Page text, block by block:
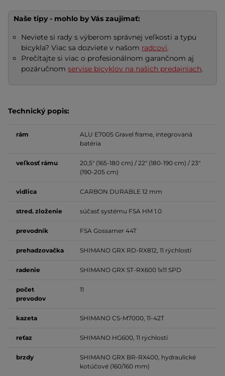
Naše tipy - mohlo by Vás zaujímať:
Neviete si rady s výberom správnej veľkosti a typu
bicykla? Viac sa dozviete v našom radcovi.
Prečítajte si viac o profesionálnom garančnom aj
pozáručnomservise bicyklov na našich predajniach.
Technický popis:
rám
ALU E7005 Gravel frame, integrovaná
batéria
veľkosť rámu
20,5" (165-180 cm) / 22" (180-190 cm) / 23"
(190-205 cm)
vidlica CARBON DURABLE 12 mm
stred. zloženie súčasť systému FSA HM 1.0
prevodník FSA Gossamer 44T
prehadzovačka SHIMANO GRX RD-RX812, 11 rýchlostí
radenie SHIMANO GRX ST-RX600 1x11 SPD
počet
prevodov
11
kazeta SHIMANO CS-M7000, 11-42T
reťaz SHIMANO HG600, 11 rýchlostí
brzdy
SHIMANO GRX BR-RX400, hydraulické
kotúčové (160/160 mm)